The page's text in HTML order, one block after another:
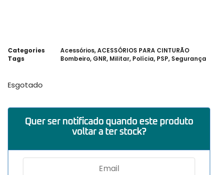
Categories Acessórios,ACESSÓRIOS PARA CINTURÃO
Tags
Bombeiro, GNR, Militar, Polícia, PSP, Segurança
Esgotado
Quer ser notificado quando este produto
voltar a ter stock?